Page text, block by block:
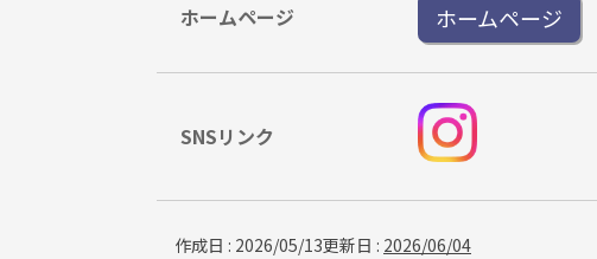
ホームページ ホームページ
SNSリンク
作成日 : 2026/05/13更新日 : 2026/06/04